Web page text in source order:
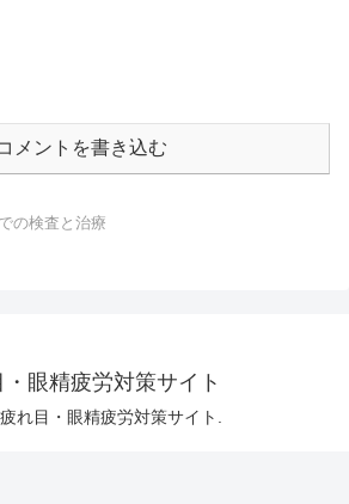
メントを書き込む
の検査と治療
眼精疲労対策サイト
れ目・眼精疲労対策サイト.